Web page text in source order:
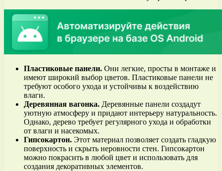
Пластиковые панели. Они легкие, просты в монтаже и
имеют широкий выбор цветов. Пластиковые панели не
требуют особого ухода и устойчивы к воздействию
влаги.
Деревянная вагонка. Деревянные панели создадут
уютную атмосферу и придают интерьеру натуральность.
Однако, дерево требует регулярного ухода и обработки
от влаги и насекомых.
Гипсокартон. Этот материал позволяет создать гладкую
поверхность и скрыть неровности стен. Гипсокартон
можно покрасить в любой цвет и использовать для
создания декоративных элементов.